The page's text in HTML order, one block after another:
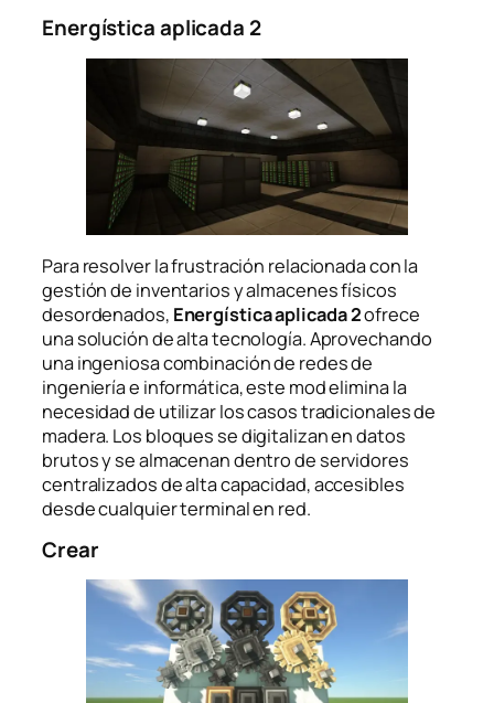
Energística aplicada 2
Para resolver la frustración relacionada con la
gestión de inventarios y almacenes físicos
desordenados, Energística aplicada 2ofrece
una solución de alta tecnología. Aprovechando
una ingeniosa combinación de redes de
ingeniería e informática, este mod elimina la
necesidad de utilizar los casos tradicionales de
madera. Los bloques se digitalizan en datos
brutos y se almacenan dentro de servidores
centralizados de alta capacidad, accesibles
desde cualquier terminal en red.
Crear